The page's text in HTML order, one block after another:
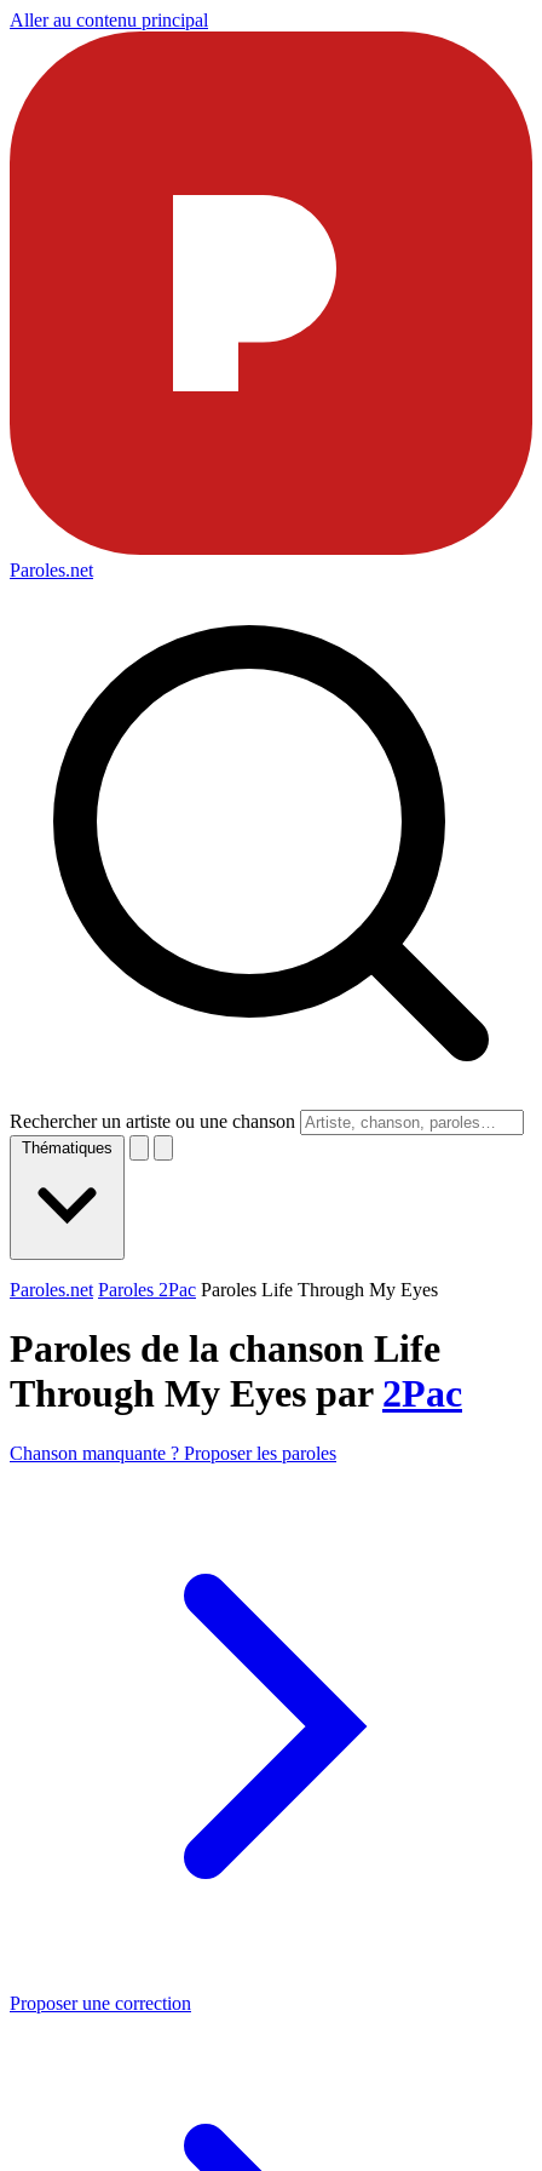
Aller au contenu principal
Paroles.net
Rechercher un artiste ou une chanson
Thématiques
Paroles.net Paroles 2Pac Paroles Life Through My Eyes
Paroles de la chanson Life
Through My Eyes par 2Pac
Chanson manquante ? Proposer les paroles
Proposer une correction